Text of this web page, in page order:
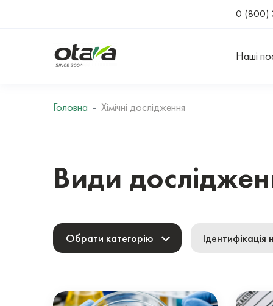
0 (800)
Наші
Головна Хімічні дослідження
Види
Обрати категорію